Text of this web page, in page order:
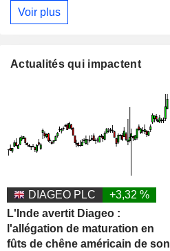
Voir plus
Actualités qui impactent
DIAGEO PLC
+3,32 %
L'Inde avertit Diageo :
l'allégation de maturation en
fûts de chêne américain de son